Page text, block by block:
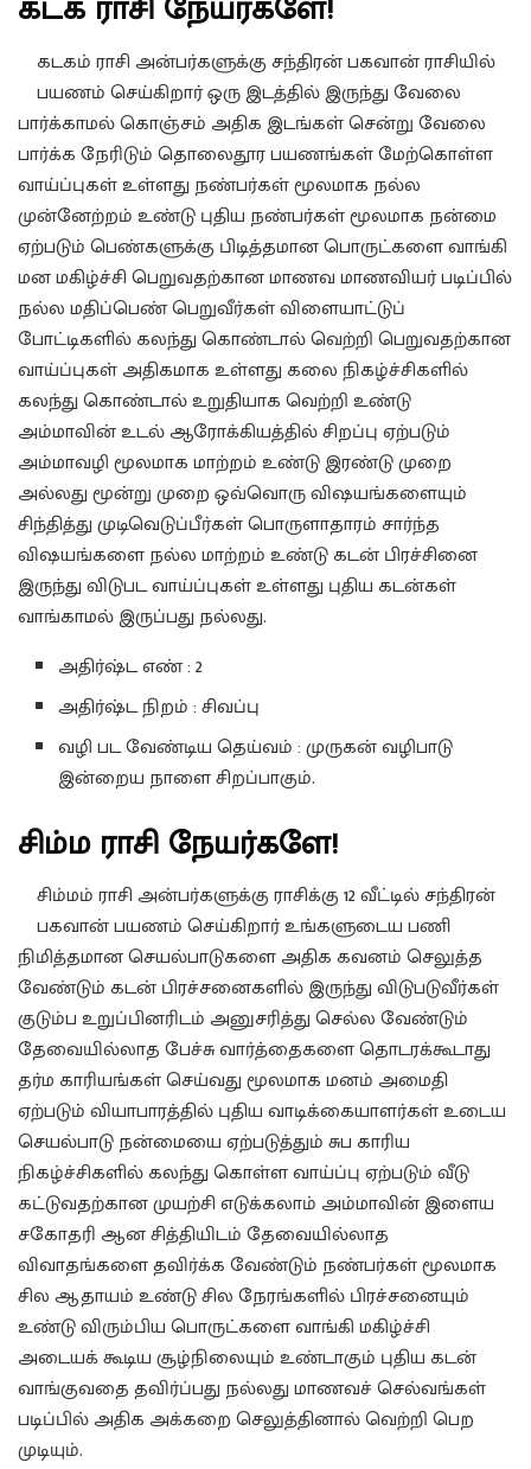
கடகம் ராசி அன்பர்களுக்கு சந்திரன் பகவான் ராசியில்
பயணம் செய்கிறார் ஒரு இடத்தில் இருந்து வேலை
பார்க்காமல் கொஞ்சம் அதிக இடங்கள் சென்று வேலை
பார்க்க நேரிடும் தொலைதூர பயணங்கள் மேற்கொள்ள
வாய்ப்புகள் உள்ளது நண்பர்கள் மூலமாக நல்ல
முன்னேற்றம் உண்டு புதிய நண்பர்கள் மூலமாக நன்மை
ஏற்படும் பெண்களுக்கு பிடித்தமான பொருட்களை வாங்கி
மன மகிழ்ச்சி பெறுவதற்கான மாணவ மாணவியர் படிப்பில்
நல்ல மதிப்பெண் பெறுவீர்கள் விளையாட்டுப்
போட்டிகளில் கலந்து கொண்டால் வெற்றி பெறுவதற்கான
வாய்ப்புகள் அதிகமாக உள்ளது கலை நிகழ்ச்சிகளில்
கலந்து கொண்டால் உறுதியாக வெற்றி உண்டு
அம்மாவின் உடல் ஆரோக்கியத்தில் சிறப்பு ஏற்படும்
அம்மாவழி மூலமாக மாற்றம் உண்டு இரண்டு முறை
அல்லது மூன்று முறை ஒவ்வொரு விஷயங்களையும்
சிந்தித்து முடிவெடுப்பீர்கள் பொருளாதாரம் சார்ந்த
விஷயங்களை நல்ல மாற்றம் உண்டு கடன் பிரச்சினை
இருந்து விடுபட வாய்ப்புகள் உள்ளது புதிய கடன்கள்
வாங்காமல் இருப்பது நல்லது.
அதிர்ஷ்ட எண் : 2
அதிர்ஷ்ட நிறம் : சிவப்பு
வழி பட வேண்டிய தெய்வம் : முருகன் வழிபாடு
இன்றைய நாளை சிறப்பாகும்.
சிம்ம ராசி நேயர்களே!
சிம்மம் ராசி அன்பர்களுக்கு ராசிக்கு 12 வீட்டில் சந்திரன்
பகவான் பயணம் செய்கிறார் உங்களுடைய பணி
நிமித்தமான செயல்பாடுகளை அதிக கவனம் செலுத்த
வேண்டும் கடன் பிரச்சனைகளில் இருந்து விடுபடுவீர்கள்
குடும்ப உறுப்பினரிடம் அனுசரித்து செல்ல வேண்டும்
தேவையில்லாத பேச்சு வார்த்தைகளை தொடரக்கூடாது
தர்ம காரியங்கள் செய்வது மூலமாக மனம் அமைதி
ஏற்படும் வியாபாரத்தில் புதிய வாடிக்கையாளர்கள் உடைய
செயல்பாடு நன்மையை ஏற்படுத்தும் சுப காரிய
நிகழ்ச்சிகளில் கலந்து கொள்ள வாய்ப்பு ஏற்படும் வீடு
கட்டுவதற்கான முயற்சி எடுக்கலாம் அம்மாவின் இளைய
சகோதரி ஆன சித்தியிடம் தேவையில்லாத
விவாதங்களை தவிர்க்க வேண்டும் நண்பர்கள் மூலமாக
சில ஆதாயம் உண்டு சில நேரங்களில் பிரச்சனையும்
உண்டு விரும்பிய பொருட்களை வாங்கி மகிழ்ச்சி
அடையக் கூடிய சூழ்நிலையும் உண்டாகும் புதிய கடன்
வாங்குவதை தவிர்ப்பது நல்லது மாணவச் செல்வங்கள்
படிப்பில் அதிக அக்கறை செலுத்தினால் வெற்றி பெற
முடியும்.